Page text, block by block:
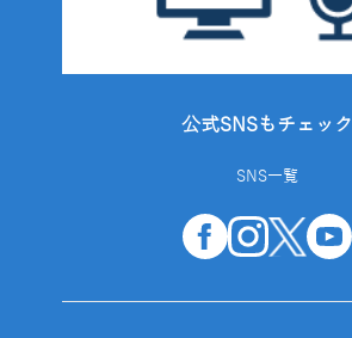
公式SNSもチェック
SNS一覧